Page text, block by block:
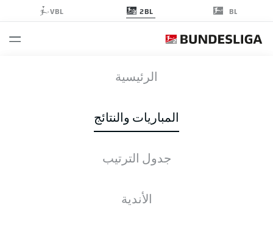
BL
2BL
VBL
الرئيسية
المباريات والنتائج
جدول الترتيب
الأندية
الأخبار التشكيلات الإحصائيات